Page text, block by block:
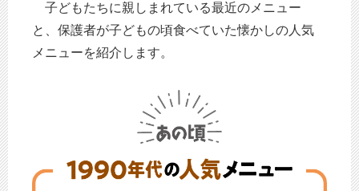
子どもたちに親しまれている最近のメニュー
と、保護者が子どもの頃食べていた懐かしの人気
メニューを紹介します。